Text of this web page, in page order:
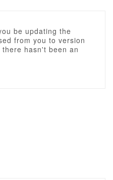
be updating the
from you to version
hasn't been an